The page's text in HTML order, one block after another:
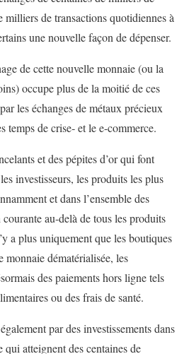
milliers de transactions quotidiennes à
une nouvelle façon de dépenser.
de cette nouvelle monnaie (ou la
occupe plus de la moitié de ces
les échanges de métaux précieux
temps de crise‑ et le e-commerce.
et des pépites d’or qui font
investisseurs, les produits les plus
et dans l’ensemble des
au-delà de tous les produits
a plus uniquement que les boutiques
monnaie dématérialisée, les
des paiements hors ligne tels
ou des frais de santé.
par des investissements dans
atteignent des centaines de